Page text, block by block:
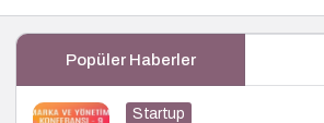
Popüler Haberler
Startup